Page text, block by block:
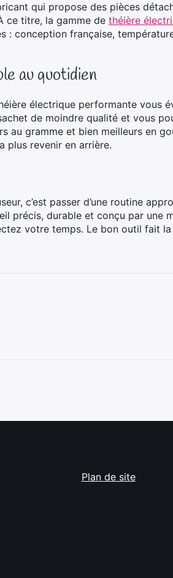
qui propose des pièces
ce titre, la gamme de théière
: conception française,
au quotidien
électrique performante vous
de moindre qualité et vous
gramme et bien meilleurs en
plus revenir en arrière.
c’est passer d’une routine
précis, durable et conçu par une
votre temps. Le bon outil fait
Plan de site